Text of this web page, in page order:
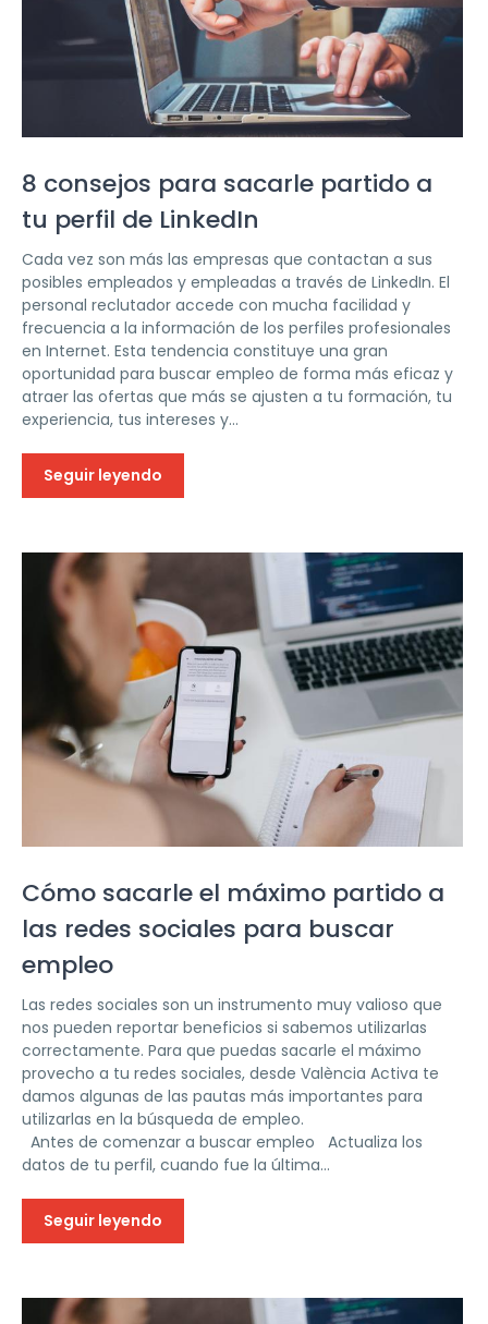
8 consejos para sacarle partido a
tu perfil de LinkedIn
Cada vez son más las empresas que contactan a sus
posibles empleados y empleadas a través de LinkedIn. El
personal reclutador accede con mucha facilidad y
frecuencia a la información de los perfiles profesionales
en Internet. Esta tendencia constituye una gran
oportunidad para buscar empleo de forma más eficaz y
atraer las ofertas que más se ajusten a tu formación, tu
experiencia, tus intereses y...
Seguir leyendo
Cómo sacarle el máximo partido a
las redes sociales para buscar
empleo
Las redes sociales son un instrumento muy valioso que
nos pueden reportar beneficios si sabemos utilizarlas
correctamente. Para que puedas sacarle el máximo
provecho a tu redes sociales, desde València Activa te
damos algunas de las pautas más importantes para
utilizarlas en la búsqueda de empleo.
Antes de comenzar a buscar empleo Actualiza los
datos de tu perfil, cuando fue la última...
Seguir leyendo